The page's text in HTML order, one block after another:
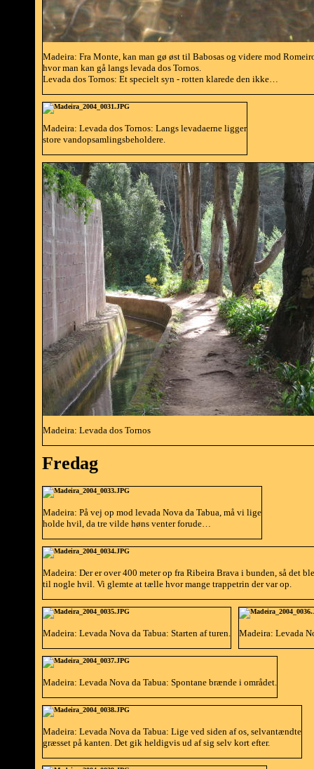
Madeira: Fra Monte, kan man gø øst til Babosas og videre mod
hvor man kan gå langs levada dos Tornos.
Levada dos Tornos: Et specielt syn - rotten klarede den ikke…
Madeira: Levada dos Tornos: Langs levadaerne ligger
store vandopsamlingsbeholdere.
Madeira: Levada dos Tornos
Fredag
Madeira: På vej op mod levada Nova da Tabua, må vi lige
holde hvil, da tre vilde høns venter forude…
Madeira: Der er over 400 meter op fra Ribeira Brava i bunden, så det
til nogle hvil. Vi glemte at tælle hvor mange trappetrin der var op.
Madeira: Levada Nova da Tabua: Starten af turen. Madeira: Levada
Madeira: Levada Nova da Tabua: Spontane brænde i området.
Madeira: Levada Nova da Tabua: Lige ved siden af os, selvantændte
græsset på kanten. Det gik heldigvis ud af sig selv kort efter.